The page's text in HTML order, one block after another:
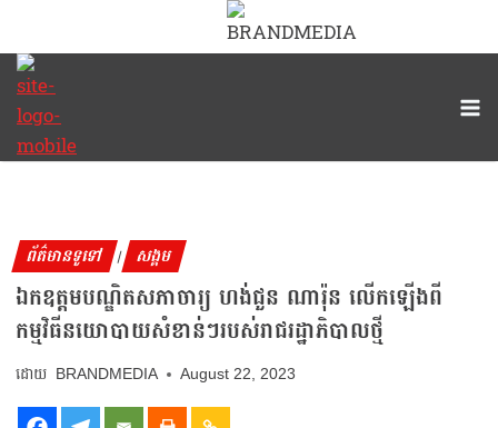
ព័ត៌មានទូទៅ | សង្គម
ឯកឧត្តមបណ្ឌិតសភាចារ្យ ហង់ជួន ណារ៉ុន លើកឡើងពី
កម្មវិធីនយោបាយសំខាន់ៗរបស់រាជរដ្ឋាភិបាលថ្មី
BRANDMEDIA August 22, 2023